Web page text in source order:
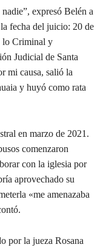
expresó Belén a
fecha del juicio: 20 de
lo Criminal y
Judicial de Santa
mi causa, salió la
y huyó como rata
en marzo de 2021.
comenzaron
con la iglesia por
aprovechado su
«me amenazaba
por la jueza Rosana